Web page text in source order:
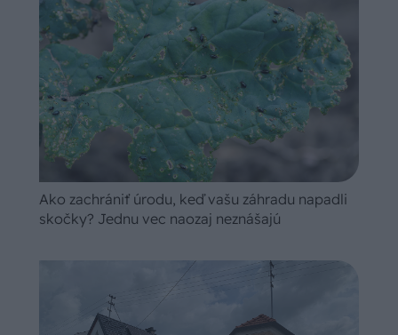
Ako zachrániť úrodu, keď vašu záhradu napadli
skočky? Jednu vec naozaj neznášajú